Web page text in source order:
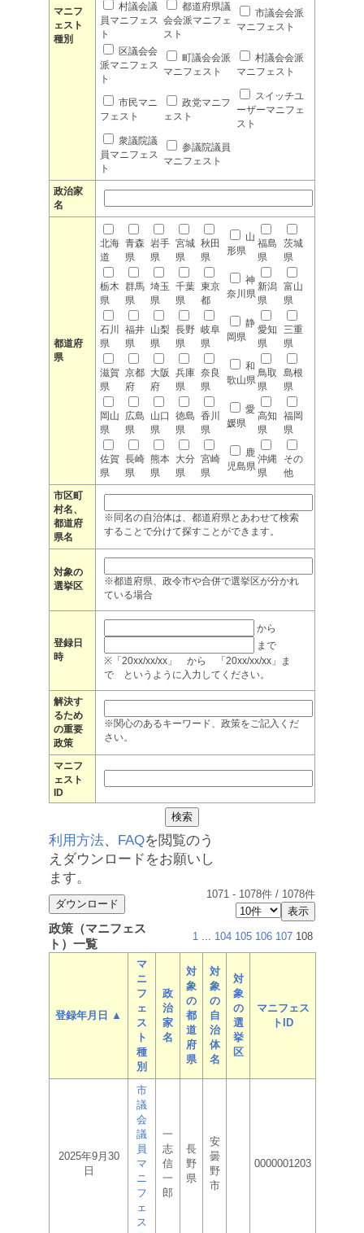
マニフ
ェスト
種別
村議会議
員マニフェス
ト
都道府県議
会会派マニフェ
スト
市議会会派
マニフェスト
区議会会
派マニフェス
ト
町議会会派
マニフェスト
村議会会派
マニフェスト
市民マニ
フェスト
政党マニフ
ェスト
スイッチユ
ーザーマニフェ
スト
衆議院議
員マニフェス
ト
参議院議員
マニフェスト
政治家
名
都道府
県
北海
道
青森
県
岩手
県
宮城
県
秋田
県
山
形県
福島
県
茨城
県
栃木
県
群馬
県
埼玉
県
千葉
県
東京
都
神
奈川県
新潟
県
富山
県
石川
県
福井
県
山梨
県
長野
県
岐阜
県
静
岡県
愛知
県
三重
県
滋賀
県
京都
府
大阪
府
兵庫
県
奈良
県
和
歌山県
鳥取
県
島根
県
岡山
県
広島
県
山口
県
徳島
県
香川
県
愛
媛県
高知
県
福岡
県
佐賀
県
長崎
県
熊本
県
大分
県
宮崎
県
鹿
児島県
沖縄
県
その
他
市区町
村名、
都道府
県名
※同名の自治体は、都道府県とあわせて検索
することで分けて探すことができます。
対象の
選挙区
※都道府県、政令市や合併で選挙区が分かれ
ている場合
登録日
時
から
まで
※「20xx/xx/xx」 から 「20xx/xx/xx」ま
で というように入力してください。
解決す
るため
の重要
政策
※関心のあるキーワード、政策をご記入くだ
さい。
マニフ
ェスト
ID
利用方法、 FAQを閲覧のう
えダウンロードをお願いし
ます。
1071 - 1078件 / 1078件
政策（マニフェス
ト）一覧
1 ... 104 105 106 107 108
登録年月日 ▲
マ
ニ
フ
ェ
ス
ト
種
別
政
治
家
名
対
象
の
都
道
府
県
対
象
の
自
治
体
名
対
象
の
選
挙
区
マニフェス
トID
2025年9月30
日
市
議
会
議
員
マ
ニ
フ
ェ
ス
一
志
信
一
郎
長
野
県
安
曇
野
市
0000001203